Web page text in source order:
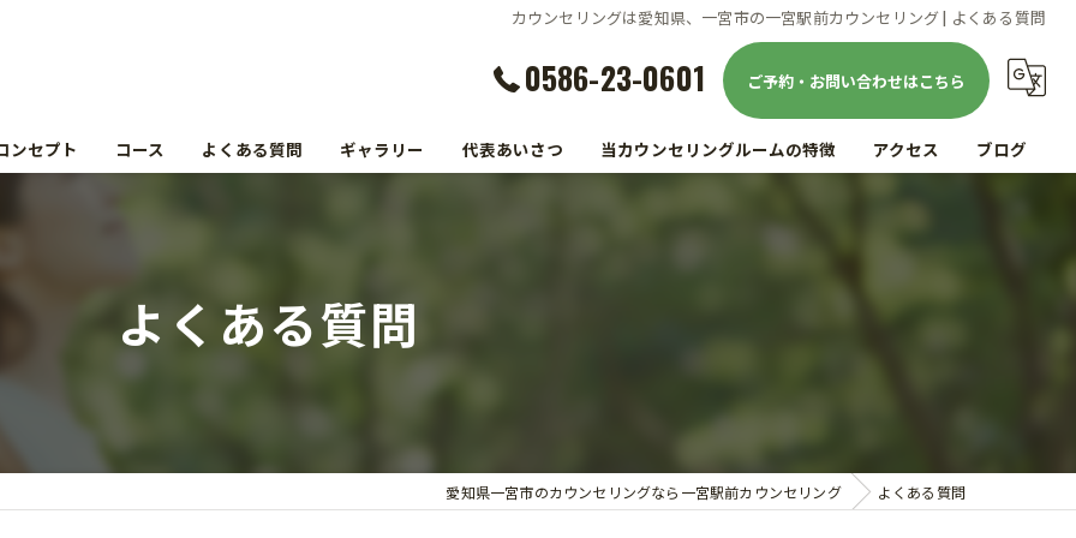
カウンセリングは愛知県、一宮市の一宮駅前カウンセリング | よくある質問
0586-23-0601 ご予約・お問い合わせはこちら
ンセプト コース よくある質問 ギャラリー 代表あいさつ 当カウンセリングルームの特徴 アクセス ブログ
よくある質問
愛知県一宮市のカウンセリングなら一宮駅前カウンセリング よくある質問